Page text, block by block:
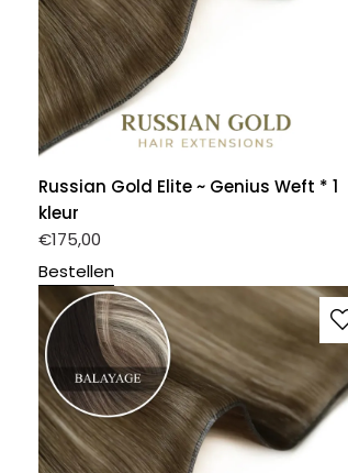
Russian Gold Elite ~ Genius Weft * 1
kleur
€175,00
Bestellen